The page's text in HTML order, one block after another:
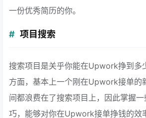
一份优秀简历的你。
项目搜索
搜索项目是关乎你能在Upwork挣到多
方面，基本上一个刚在Upwork接单的
间都浪费在了搜索项目上，因此掌握
巧，能够对你在Upwork接单挣钱的效